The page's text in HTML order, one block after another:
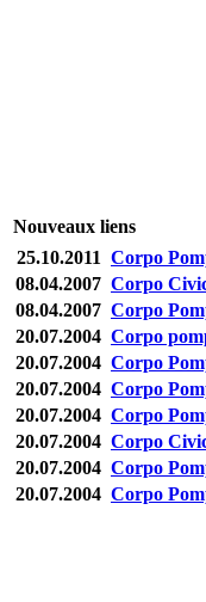
Nouveaux liens
25.10.2011 Corpo
08.04.2007 Corpo
08.04.2007 Corpo
20.07.2004 Corpo
20.07.2004 Corpo
20.07.2004 Corpo
20.07.2004 Corpo
20.07.2004 Corpo
20.07.2004 Corpo
20.07.2004 Corpo